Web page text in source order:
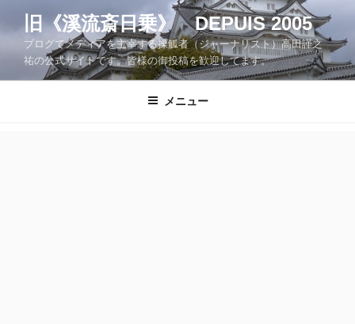
ツ
旧《溪流斎日乗》 DEPUIS 2005
ブログでメディアを主宰する操觚者（ジャーナリスト）高田謹之
祐の公式サイトです。皆様の御投稿を歓迎してます。
メニュー